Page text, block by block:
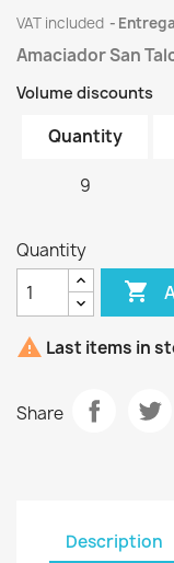
VAT included
Amaciador San
Volume discounts
Quantity
9
Quantity

 Last items in
Share
Description